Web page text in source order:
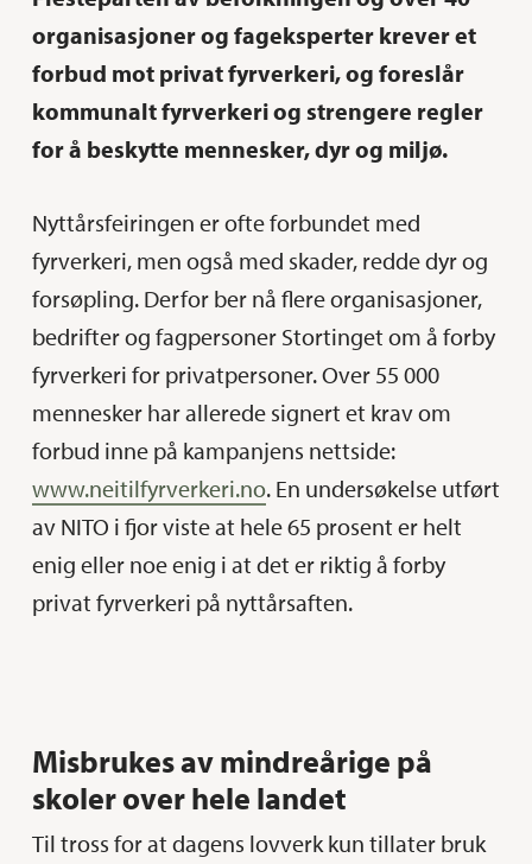
organisasjoner og fageksperter krever et
forbud mot privat fyrverkeri, og foreslår
kommunalt fyrverkeri og strengere regler
for å beskytte mennesker, dyr og miljø.
Nyttårsfeiringen er ofte forbundet med
fyrverkeri, men også med skader, redde dyr og
forsøpling. Derfor ber nå flere organisasjoner,
bedrifter og fagpersoner Stortinget om å forby
fyrverkeri for privatpersoner. Over 55 000
mennesker har allerede signert et krav om
forbud inne på kampanjens nettside:
www.neitilfyrverkeri.no. En undersøkelse utført
av NITO i fjor viste at hele 65 prosent er helt
enig eller noe enig i at det er riktig å forby
privat fyrverkeri på nyttårsaften.
Misbrukes av mindreårige på
skoler over hele landet
Til tross for at dagens lovverk kun tillater bruk